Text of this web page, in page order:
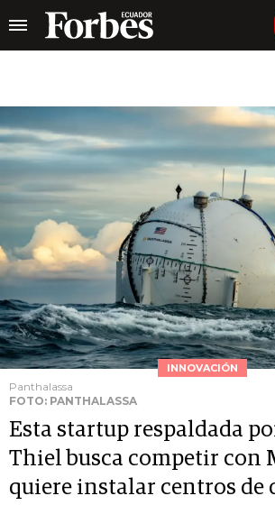
INNOVACIÓN
Panthalassa
FOTO: PANTHALASSA
Esta startup respaldada
Thiel busca competir con
quiere instalar centros de